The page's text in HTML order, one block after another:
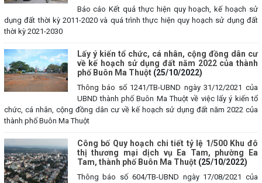
Báo cáo Kết quả thực hiện quy hoạch, kế hoạch sử
dụng đất thời kỳ 2011-2020 và quá trình thực hiện quy hoạch sử dụng đất
thời kỳ 2021-2030
Lấy ý kiến tổ chức, cá nhân, cộng đồng dân cư
về kế hoạch sử dụng đất năm 2022 của thành
phố Buôn Ma Thuột (25/10/2022)
Thông báo số 1241/TB-UBND ngày 31/12/2021 của
UBND thành phố Buôn Ma Thuột về việc lấy ý kiến tổ
chức, cá nhân, cộng đồng dân cư về kế hoạch sử dụng đất năm 2022 của
thành phố Buôn Ma Thuột
Công bố Quy hoạch chi tiết tỷ lệ 1/500 Khu đô
thị thương mại dịch vụ Ea Tam, phường Ea
Tam, thành phố Buôn Ma Thuột (25/10/2022)
Thông báo số 604/TB-UBND ngày 17/08/2021 của